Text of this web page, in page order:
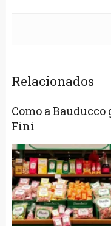
Relacionados
Como a
Fini